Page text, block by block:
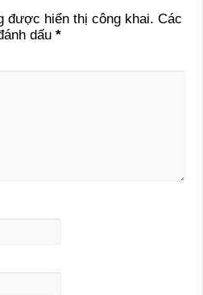
được hiển thị công khai. Các
dấu*